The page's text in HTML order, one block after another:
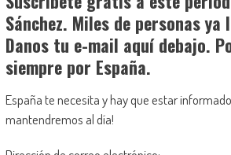
Sánchez. Miles de personas ya
Danos tu e-mail aquí debajo.
siempre por España.
España te necesita y hay que estar
mantendremos al día!